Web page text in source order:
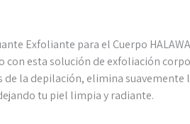
Exfoliante para el Cuerpo
con esta solución de exfoliación
la depilación, elimina suavemente
tu piel limpia y radiante.